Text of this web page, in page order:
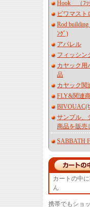
Hook （ﾌｯｸ
ビワマスト
Rod
ﾝｸﾞ)
アパレル
フィッシン
カヤック
品
カヤック関
FLY&関連
BIVOUAC(
サンプル、
商品を販売
SABBATH
カートの中
ん
携帯でもショ